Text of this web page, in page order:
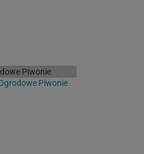
Piwonie